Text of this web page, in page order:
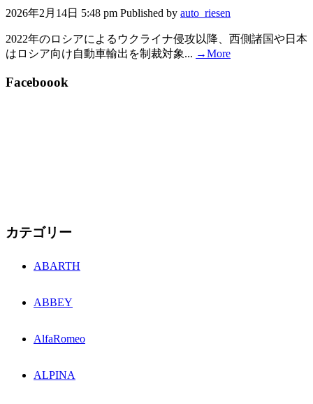
2026年2月14日 5:48 pm Published by auto_riesen
2022年のロシアによるウクライナ侵攻以降、西側諸国や日本
はロシア向け自動車輸出を制裁対象... →More
Faceboook
カテゴリー
ABARTH
ABBEY
AlfaRomeo
ALPINA